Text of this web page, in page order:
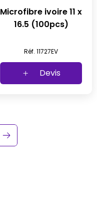
Microfibre ivoire 11 x
16.5 (100pcs)
Réf. 11727EV
Devis
keyboard_arrow_rightSuivant